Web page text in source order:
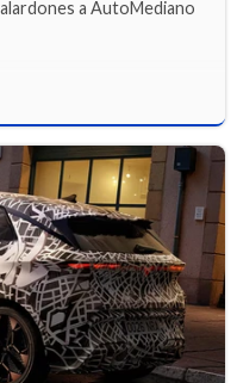
a AutoMediano